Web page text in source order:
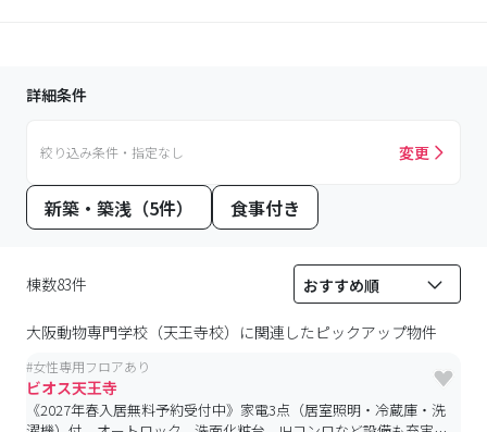
詳細条件
絞り込み条件・指定なし 変更
新築・築浅（5件） 食事付き
棟数83件
大阪動物専門学校（天王寺校） に関連したピックアップ物件
#女性専用フロアあり
ビオス天王寺
《2027年春入居無料予約受付中》家電3点（居室照明・冷蔵庫・洗